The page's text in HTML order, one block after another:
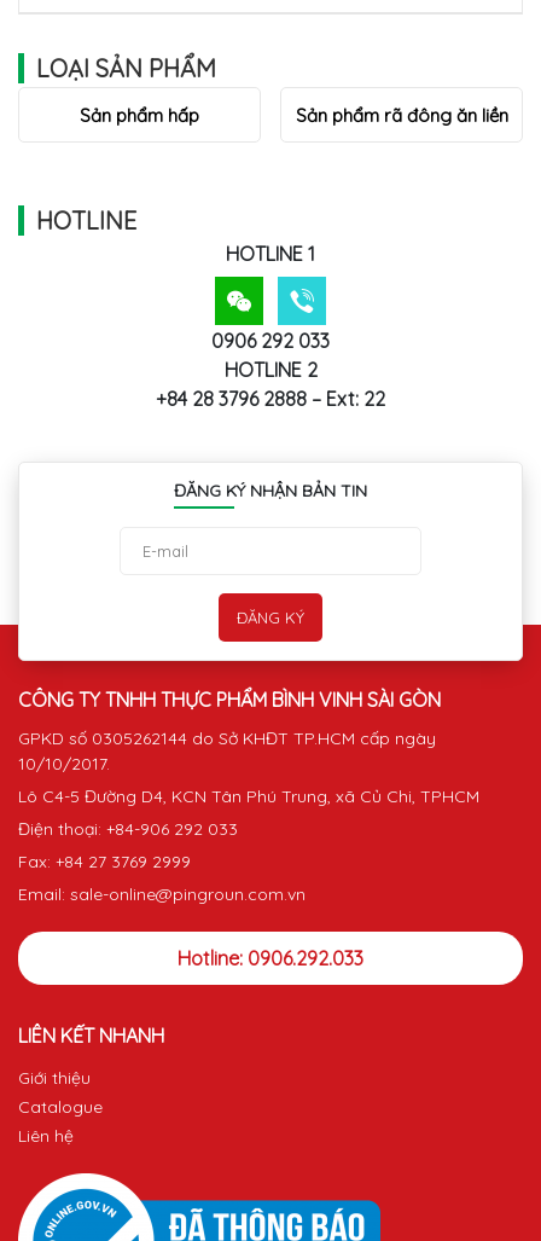
LOẠI SẢN PHẨM
Sản phẩm hấp Sản phẩm rã đông ăn liền
HOTLINE
HOTLINE 1
0906 292 033
HOTLINE 2
+84 28 3796 2888 – Ext: 22
ĐĂNG KÝ NHẬN BẢN TIN
CÔNG TY TNHH THỰC PHẨM BÌNH VINH SÀI GÒN
GPKD số 0305262144 do Sở KHĐT TP.HCM cấp ngày
10/10/2017.
Lô C4-5 Đường D4, KCN Tân Phú Trung, xã Củ Chi, TPHCM
Điện thoại: +84-906 292 033
Fax: +84 27 3769 2999
Email: sale-online@pingroun.com.vn
Hotline: 0906.292.033
LIÊN KẾT NHANH
Giới thiệu
Catalogue
Liên hệ